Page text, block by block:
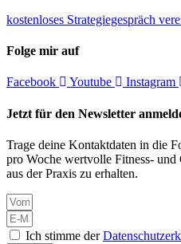
kostenloses Strategiegespräch
Folge mir auf
Facebook Youtube Instagram
Jetzt für den Newsletter
Trage deine Kontaktdaten in die
pro Woche wertvolle Fitness-
aus der Praxis zu erhalten.
Ich stimme der